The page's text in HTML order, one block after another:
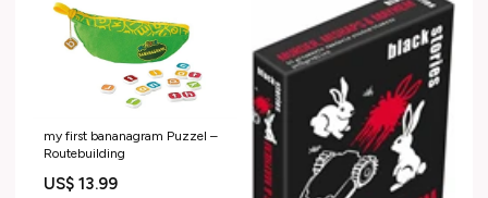
my first bananagram Puzzel –
Routebuilding
US$ 13.99